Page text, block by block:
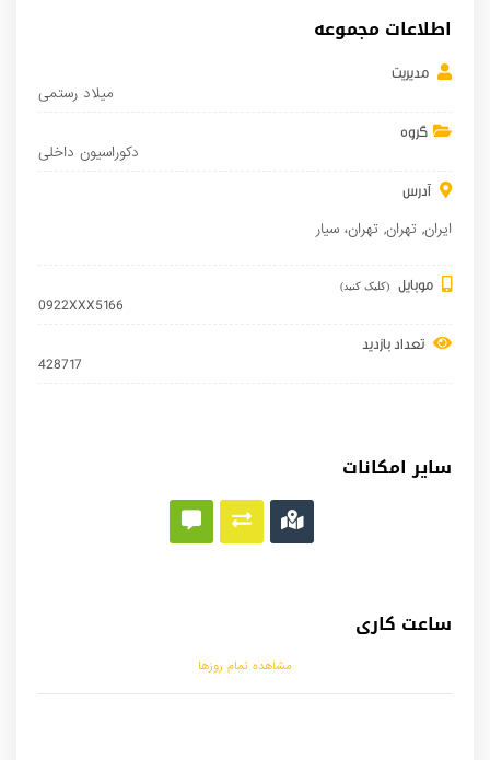
اطلاعات مجموعه
مدیریت
میلاد رستمی
گروه
دکوراسیون داخلی
آدرس
ایران, تهران, تهران، سیار
موبایل (کلیک کنید)
0922XXX5166
تعداد بازدید
428717
سایر امکانات
ساعت کاری
مشاهده تمام روزها